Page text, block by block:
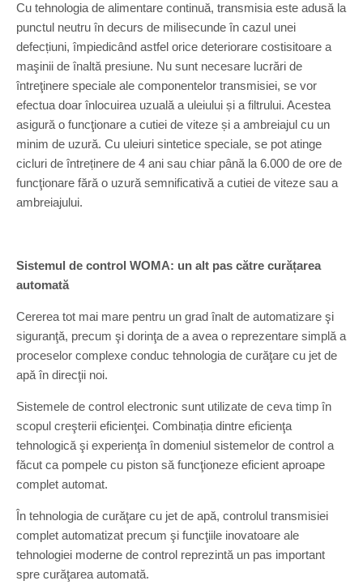
Cu tehnologia de alimentare continuă, transmisia este adusă la
punctul neutru în decurs de milisecunde în cazul unei
defecțiuni, împiedicând astfel orice deteriorare costisitoare a
maşinii de înaltă presiune. Nu sunt necesare lucrări de
întreţinere speciale ale componentelor transmisiei, se vor
efectua doar înlocuirea uzuală a uleiului și a filtrului. Acestea
asigură o funcţionare a cutiei de viteze și a ambreiajul cu un
minim de uzură. Cu uleiuri sintetice speciale, se pot atinge
cicluri de întreținere de 4 ani sau chiar până la 6.000 de ore de
funcţionare fără o uzură semnificativă a cutiei de viteze sau a
ambreiajului.
Sistemul de control WOMA: un alt pas către curățarea
automată
Cererea tot mai mare pentru un grad înalt de automatizare şi
siguranţă, precum şi dorinţa de a avea o reprezentare simplă a
proceselor complexe conduc tehnologia de curăţare cu jet de
apă în direcţii noi.
Sistemele de control electronic sunt utilizate de ceva timp în
scopul creşterii eficienţei. Combinația dintre eficienţa
tehnologică şi experienţa în domeniul sistemelor de control a
făcut ca pompele cu piston să funcţioneze eficient aproape
complet automat.
În tehnologia de curăţare cu jet de apă, controlul transmisiei
complet automatizat precum şi funcţiile inovatoare ale
tehnologiei moderne de control reprezintă un pas important
spre curăţarea automată.